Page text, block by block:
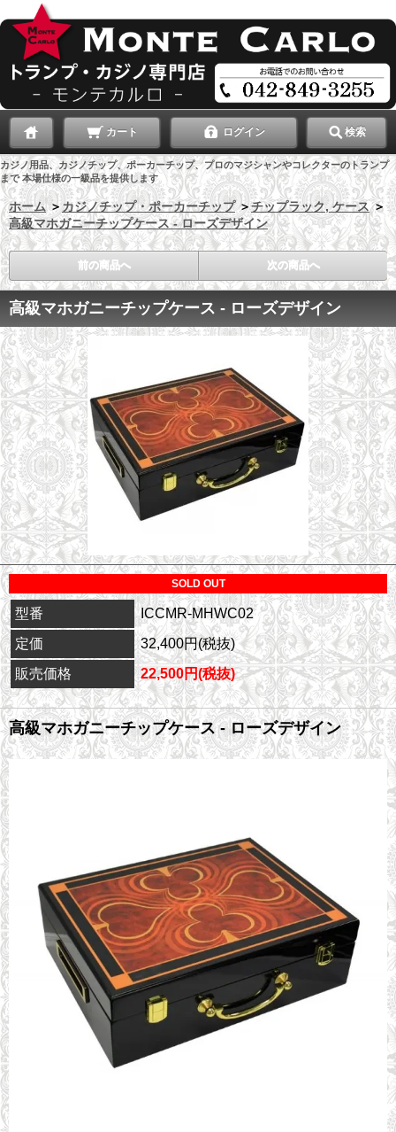
カート ログイン 検索
カジノ用品、カジノチップ、ポーカーチップ、プロのマジシャンやコレクターのトランプ
まで 本場仕様の一級品を提供します
ホーム ＞ カジノチップ・ポーカーチップ ＞チップラック, ケース ＞
高級マホガニーチップケース - ローズデザイン
前の商品へ 次の商品へ
高級マホガニーチップケース - ローズデザイン
SOLD OUT
型番
ICCMR-MHWC02
定価
32,400円(税抜)
販売価格
22,500円(税抜)
高級マホガニーチップケース - ローズデザイン